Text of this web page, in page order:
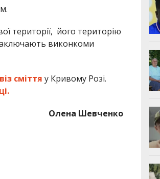
території, його територію
виконкоми
сміття у Кривому Розі.
Олена Шевченко